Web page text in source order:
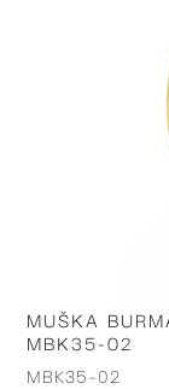
Skip
to
the
MUŠKA
MBK35-02
MBK35-02